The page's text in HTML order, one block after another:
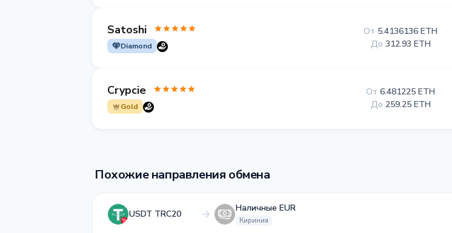
Satoshi
Diamond
От 5.4136136 ETH
До 312.93 ETH
Crypcie
Gold
От 6.481225 ETH
До 259.25 ETH
Похожие направления обмена
USDT TRC20
Наличные EUR
Кириния